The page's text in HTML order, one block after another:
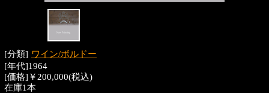
[分類] ワイン/ボルドー
[年代]1964
[価格]￥200,000(税込)
在庫1本